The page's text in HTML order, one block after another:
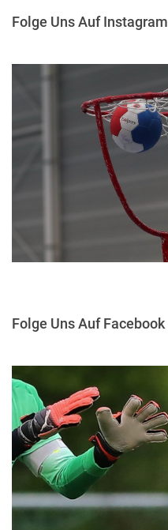
Folge Uns Auf Instagram
Folge Uns Auf Facebook